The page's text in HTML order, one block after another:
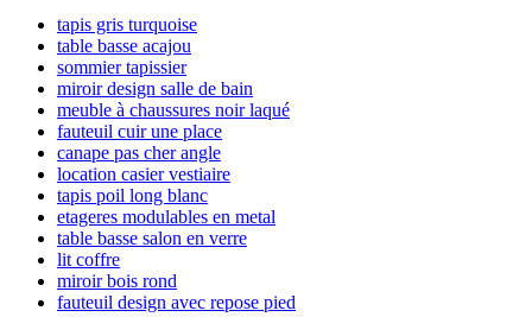
tapis gris turquoise
table basse acajou
sommier tapissier
miroir design salle de bain
meuble à chaussures noir laqué
fauteuil cuir une place
canape pas cher angle
location casier vestiaire
tapis poil long blanc
etageres modulables en metal
table basse salon en verre
lit coffre
miroir bois rond
fauteuil design avec repose pied